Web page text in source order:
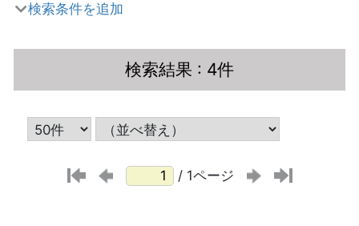
検索条件を追加
検索結果 : 4件
/ 1ページ